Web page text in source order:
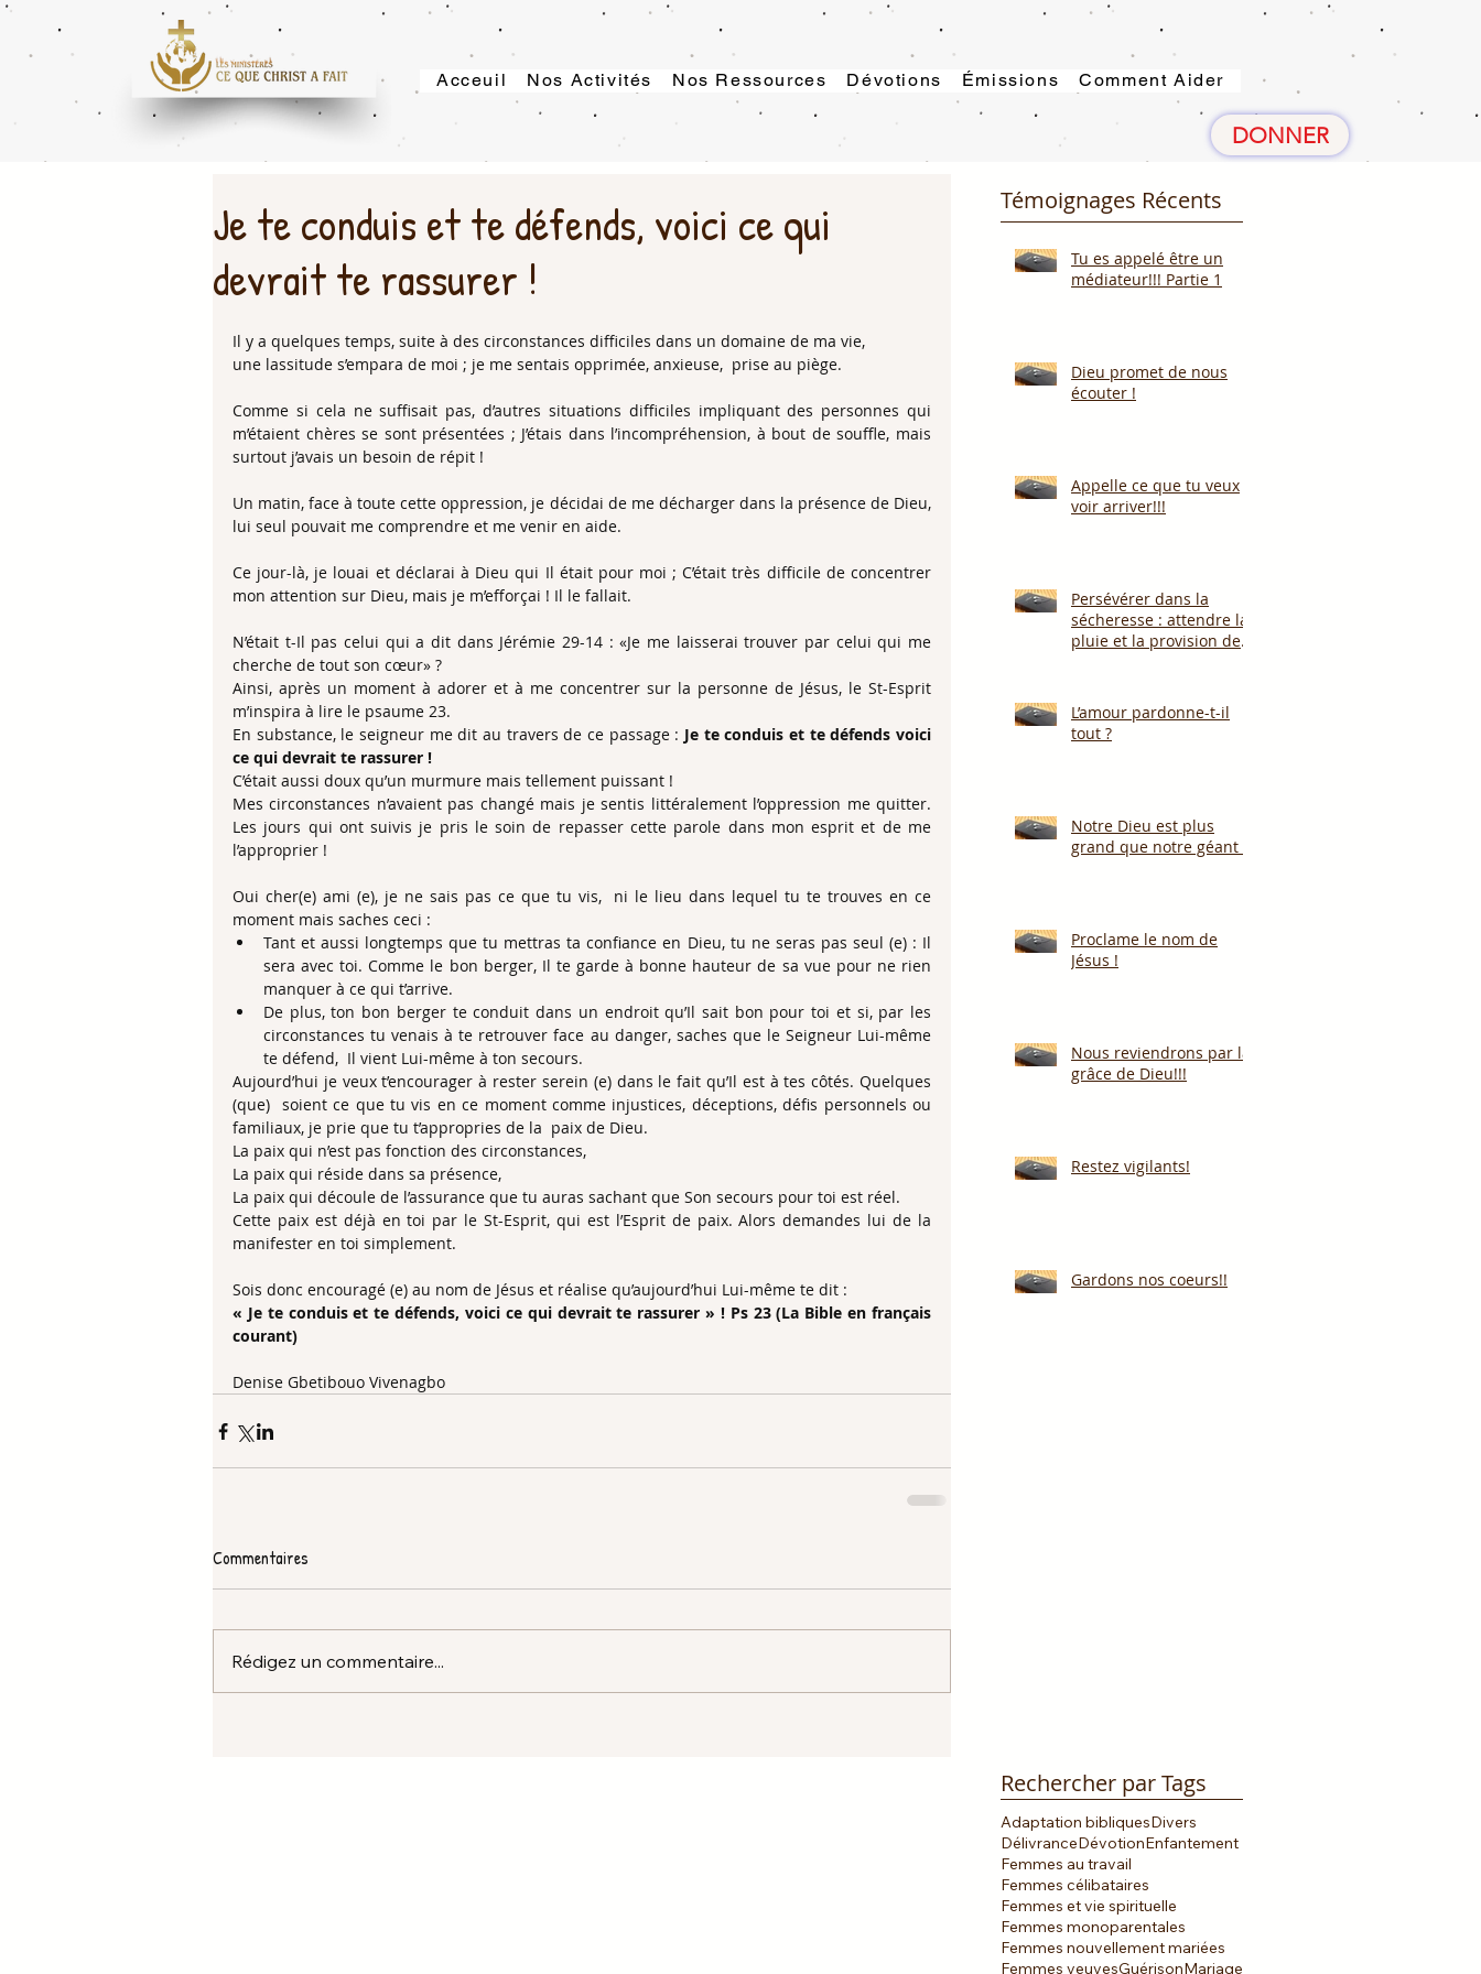
Acceuil Nos Activités Nos Ressources Dévotions Émissions Comment Aider
DONNER
Je te conduis et te défends, voici ce qui
devrait te rassurer !
Il y a quelques temps, suite à des circonstances difficiles dans un domaine de ma vie,
une lassitude s’empara de moi ; je me sentais opprimée, anxieuse,  prise au piège.
Comme si cela ne suffisait pas, d’autres situations difficiles impliquant des personnes qui
m’étaient chères se sont présentées ; J’étais dans l’incompréhension, à bout de souffle, mais
surtout j’avais un besoin de répit !
Un matin, face à toute cette oppression, je décidai de me décharger dans la présence de Dieu,
lui seul pouvait me comprendre et me venir en aide.
Ce jour-là, je louai et déclarai à Dieu qui Il était pour moi ; C’était très difficile de concentrer
mon attention sur Dieu, mais je m’efforçai ! Il le fallait.
N’était t-Il pas celui qui a dit dans Jérémie 29-14 : «Je me laisserai trouver par celui qui me
cherche de tout son cœur» ?
Ainsi, après un moment à adorer et à me concentrer sur la personne de Jésus, le St-Esprit
m’inspira à lire le psaume 23.
En substance, le seigneur me dit au travers de ce passage : Je te conduis et te défends voici
ce qui devrait te rassurer !
C’était aussi doux qu’un murmure mais tellement puissant !
Mes circonstances n’avaient pas changé mais je sentis littéralement l’oppression me quitter.
Les jours qui ont suivis je pris le soin de repasser cette parole dans mon esprit et de me
l’approprier !
Oui cher(e) ami (e), je ne sais pas ce que tu vis,  ni le lieu dans lequel tu te trouves en ce
moment mais saches ceci :
Tant et aussi longtemps que tu mettras ta confiance en Dieu, tu ne seras pas seul (e) : Il
sera avec toi. Comme le bon berger, Il te garde à bonne hauteur de sa vue pour ne rien
manquer à ce qui t’arrive.
De plus, ton bon berger te conduit dans un endroit qu’Il sait bon pour toi et si, par les
circonstances tu venais à te retrouver face au danger, saches que le Seigneur Lui-même
te défend,  Il vient Lui-même à ton secours.
Aujourd’hui je veux t’encourager à rester serein (e) dans le fait qu’Il est à tes côtés. Quelques
(que)  soient ce que tu vis en ce moment comme injustices, déceptions, défis personnels ou
familiaux, je prie que tu t’appropries de la  paix de Dieu.
La paix qui n’est pas fonction des circonstances,
La paix qui réside dans sa présence,
La paix qui découle de l’assurance que tu auras sachant que Son secours pour toi est réel.
Cette paix est déjà en toi par le St-Esprit, qui est l’Esprit de paix. Alors demandes lui de la
manifester en toi simplement.
Sois donc encouragé (e) au nom de Jésus et réalise qu’aujourd’hui Lui-même te dit :
« Je te conduis et te défends, voici ce qui devrait te rassurer » ! Ps 23 (La Bible en français
courant)
Denise Gbetibouo Vivenagbo
Commentaires
Rédigez un commentaire...
Témoignages Récents
Tu es appelé être un
médiateur!!! Partie 1
Dieu promet de nous
écouter !
Appelle ce que tu veux
voir arriver!!!
Persévérer dans la
sécheresse : attendre la
pluie et la provision de
L’amour pardonne-t-il
tout ?
Notre Dieu est plus
grand que notre géant !
Proclame le nom de
Jésus !
Nous reviendrons par la
grâce de Dieu!!!
Restez vigilants!
Gardons nos coeurs!!
Rechercher par Tags
Adaptation bibliquesDivers
DélivranceDévotionEnfantement
Femmes au travail
Femmes célibataires
Femmes et vie spirituelle
Femmes monoparentales
Femmes nouvellement mariées
Femmes veuvesGuérisonMariage